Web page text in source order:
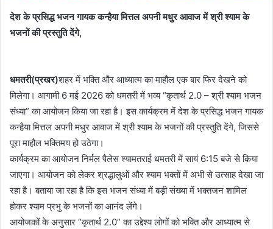
देश के प्रसिद्ध भजन गायक कन्हैया मित्तल अपनी मधुर आवाज में श्री श्याम के
भजनों की प्रस्तुति देंगे,
धमतरी(प्रखर)शहर में भक्ति और आध्यात्म का माहौल एक बार फिर देखने को
मिलेगा। आगामी 6 मई 2026 को धमतरी में भव्य “कृतार्थ 2.0 – श्री श्याम भजन
संध्या” का आयोजन किया जा रहा है। इस कार्यक्रम में देश के प्रसिद्ध भजन गायक
कन्हैया मित्तल अपनी मधुर आवाज में श्री श्याम के भजनों की प्रस्तुति देंगे, जिससे
पूरा माहौल भक्तिमय हो उठेगा।
कार्यक्रम का आयोजन निर्मल पैलेस श्यामतराई धमतरी में सायं 6:15 बजे से किया
जाएगा। आयोजन को लेकर श्रद्धालुओं और श्याम भक्तों में अभी से उत्साह देखा जा
रहा है। बताया जा रहा है कि इस भजन संध्या में बड़ी संख्या में भक्तजन शामिल
होकर श्याम प्रभु के भजनों का आनंद लेंगे।
आयोजकों के अनुसार “कृतार्थ 2.0” का उद्देश्य लोगों को भक्ति और आध्यात्म से